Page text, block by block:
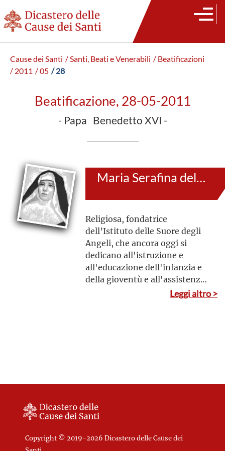
Cause dei Santi / Santi, Beati e Venerabili / Beatificazioni
/ 2011 / 05 / 28
Beatificazione, 28-05-2011
- Papa Benedetto XVI -
Maria Serafina del Sacro Cuore di Gesù
Religiosa, fondatrice
dell’Istituto delle Suore degli
Angeli, che ancora oggi si
dedicano all'istruzione e
all'educazione dell'infanzia e
della gioventù e all'assistenza
Leggi altro >
Copyright © 2019-2026 Dicastero delle Cause dei